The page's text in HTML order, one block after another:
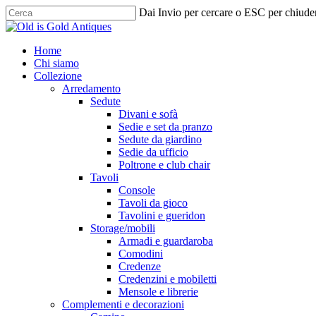
Skip
to
content
Dai Invio per cercare o ESC per
Chiudi
cerca
Menu
Home
Chi siamo
Collezione
Arredamento
Sedute
Divani e sofà
Sedie e set da pranzo
Sedute da giardino
Sedie da ufficio
Poltrone e club chair
Tavoli
Console
Tavoli da gioco
Tavolini e gueridon
Storage/mobili
Armadi e guardaroba
Comodini
Credenze
Credenzini e mobiletti
Mensole e librerie
Complementi e decorazioni